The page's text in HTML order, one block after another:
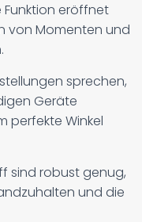
Funktion eröffnet
von Momenten und
sprechen,
Geräte
perfekte Winkel
sind robust genug,
und die